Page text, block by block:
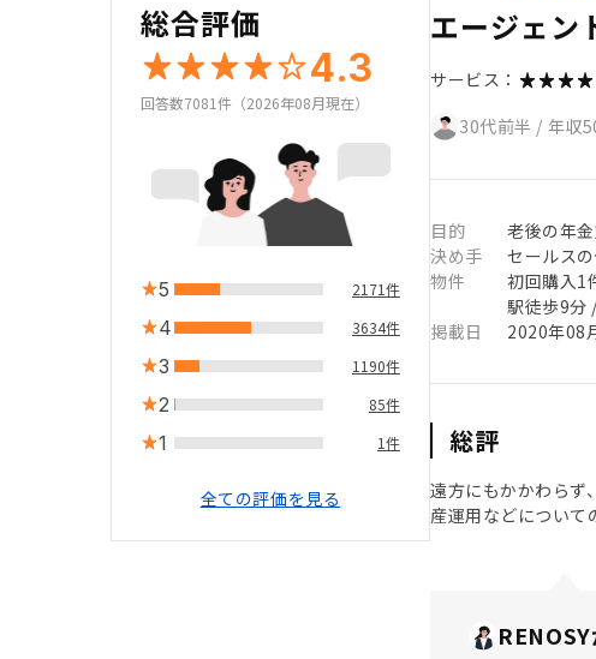
総合評価
4.3
回答数7081件（2026年08月現在）
5 2171件
4 3634件
3 1190件
2 85件
1 1件
全ての評価を見る
エージェン
サービス：
30代前半 / 年収
目的
老後の年
決め手
セールス
物件
初回購入1
駅徒歩9分
掲載日
2020年08
総評
遠方にもかかわらず
産運用などについて